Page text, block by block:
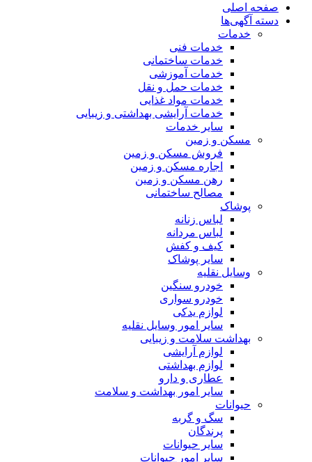
اصلی
آگهی‌ها
خدمات
خدمات فنی
خدمات ساختمانی
خدمات آموزشی
خدمات حمل و نقل
خدمات مواد غذایی
خدمات آرایشی بهداشتی و زیبایی
سایر خدمات
مسکن و زمین
فروش مسکن و زمین
اجاره مسکن و زمین
رهن مسکن و زمین
مصالح ساختمانی
پوشاک
لباس زنانه
لباس مردانه
کیف و کفش
سایر پوشاک
وسایل نقلیه
خودرو سنگین
خودرو سواری
لوازم یدکی
سایر امور وسایل نقلیه
بهداشت سلامت و زیبایی
لوازم آرایشی
لوازم بهداشتی
عطاری و دارو
سایر امور بهداشت و سلامت
حیوانات
سگ و گربه
پرندگان
سایر حیوانات
سایر امور حیوانات